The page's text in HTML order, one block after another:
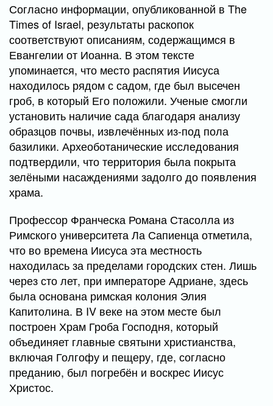
Согласно информации, опубликованной в The
Times of Israel, результаты раскопок
соответствуют описаниям, содержащимся в
Евангелии от Иоанна. В этом тексте
упоминается, что место распятия Иисуса
находилось рядом с садом, где был высечен
гроб, в который Его положили. Ученые смогли
установить наличие сада благодаря анализу
образцов почвы, извлечённых из-под пола
базилики. Археоботанические исследования
подтвердили, что территория была покрыта
зелёными насаждениями задолго до появления
храма.
Профессор Франческа Романа Стасолла из
Римского университета Ла Сапиенца отметила,
что во времена Иисуса эта местность
находилась за пределами городских стен. Лишь
через сто лет, при императоре Адриане, здесь
была основана римская колония Элия
Капитолина. В IV веке на этом месте был
построен Храм Гроба Господня, который
объединяет главные святыни христианства,
включая Голгофу и пещеру, где, согласно
преданию, был погребён и воскрес Иисус
Христос.